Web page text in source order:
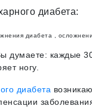
диабета
думаете: каждые
ногу.
диабета